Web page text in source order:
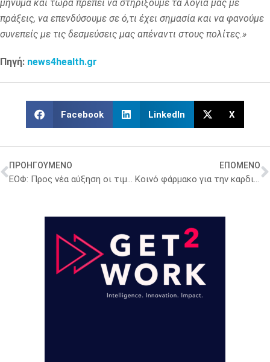
μήνυμα και τώρα πρέπει να στηρίξουμε τα λόγια μας με
πράξεις, να επενδύσουμε σε ό,τι έχει σημασία και να φανούμε
συνεπείς με τις δεσμεύσεις μας απέναντι στους πολίτες.»
Πηγή: news4health.gr
Facebook LinkedIn X
ΠΡΟΗΓΟΥΜΕΝΟ
ΕΟΦ: Προς νέα αύξηση οι τιμές σε Μη Συνταγογραφούμενα Φάρμακα – Η ανακοίνωση του Οργανισμού
ΕΠΟΜΕΝΟ
Κοινό φάρμακο για την καρδιά μπορεί να έχει μοιραίες συνέπειες στις γυναίκες